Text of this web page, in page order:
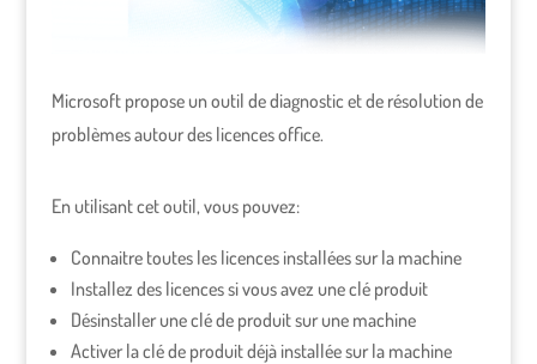
Microsoft propose un outil de diagnostic et de résolution de
problèmes autour des licences office.
En utilisant cet outil, vous pouvez:
Connaitre toutes les licences installées sur la machine
Installez des licences si vous avez une clé produit
Désinstaller une clé de produit sur une machine
Activer la clé de produit déjà installée sur la machine